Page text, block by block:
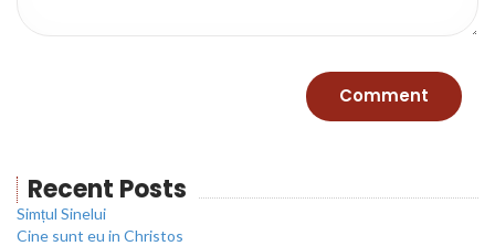
Recent Posts
Simțul Sinelui
Cine sunt eu in Christos